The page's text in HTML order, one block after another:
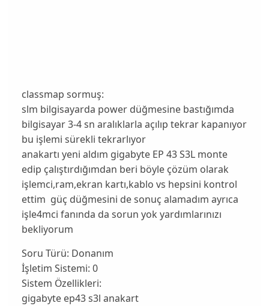
classmap sormuş:
slm bilgisayarda power düğmesine bastığımda
bilgisayar 3-4 sn aralıklarla açılıp tekrar kapanıyor
bu işlemi sürekli tekrarlıyor
anakartı yeni aldım gigabyte EP 43 S3L monte
edip çalıştırdığımdan beri böyle çözüm olarak
işlemci,ram,ekran kartı,kablo vs hepsini kontrol
ettim güç düğmesini de sonuç alamadım ayrıca
işle4mci fanında da sorun yok yardımlarınızı
bekliyorum
Soru Türü: Donanım
İşletim Sistemi: 0
Sistem Özellikleri:
gigabyte ep43 s3l anakart